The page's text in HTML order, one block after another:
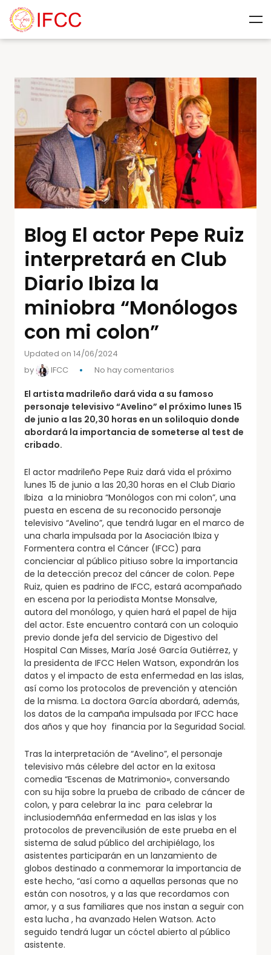
Blog El actor Pepe Ruiz
interpretará en Club
Diario Ibiza la
miniobra “Monólogos
con mi colon”
Updated on 14/06/2024
by
IFCC No hay comentarios
El artista madrileño dará vida a su famoso
personaje televisivo “Avelino” el próximo lunes 15
de junio a las 20,30 horas en un soliloquio donde
abordará la importancia de someterse al test de
cribado.
El actor madrileño Pepe Ruiz dará vida el próximo
lunes 15 de junio a las 20,30 horas en el Club Diario
Ibiza a la miniobra “Monólogos con mi colon”, una
puesta en escena de su reconocido personaje
televisivo “Avelino”, que tendrá lugar en el marco de
una charla impulsada por la Asociación Ibiza y
Formentera contra el Cáncer (IFCC) para
concienciar al público pitiuso sobre la importancia
de la detección precoz del cáncer de colon. Pepe
Ruiz, quien es padrino de IFCC, estará acompañado
en escena por la periodista Montse Monsalve,
autora del monólogo, y quien hará el papel de hija
del actor. Este encuentro contará con un coloquio
previo donde jefa del servicio de Digestivo del
Hospital Can Misses, María José García Gutiérrez, y
la presidenta de IFCC Helen Watson, expondrán los
datos y el impacto de esta enfermedad en las islas,
así como los protocolos de prevención y atención
de la misma. La doctora García abordará, además,
los datos de la campaña impulsada por IFCC hace
dos años y que hoy financia por la Seguridad Social.
Tras la interpretación de “Avelino”, el personaje
televisivo más célebre del actor en la exitosa
comedia “Escenas de Matrimonio», conversando
con su hija sobre la prueba de cribado de cáncer de
colon, y para celebrar la inc para celebrar la
inclusiodemñáa enfermedad en las islas y los
protocolos de prevencilusión de este prueba en el
sistema de salud público del archipiélago, los
asistentes participarán en un lanzamiento de
globos destinado a conmemorar la importancia de
este hecho, “así como a aquellas personas que no
están con nosotros, y a las que recordamos con
amor, y a sus familiares que nos instan a seguir con
esta lucha , ha avanzado Helen Watson. Acto
seguido tendrá lugar un cóctel abierto al público
asistente.